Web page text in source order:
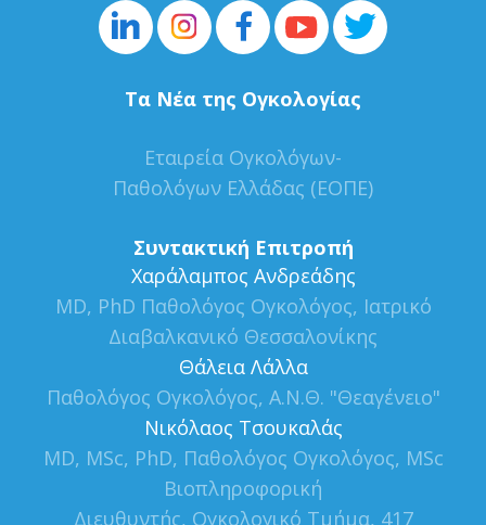
Τα Νέα της Ογκολογίας
Εταιρεία Ογκολόγων-
Παθολόγων Ελλάδας (ΕΟΠΕ)
Συντακτική Επιτροπή
Xαράλαμπος Ανδρεάδης
MD, PhD Παθολόγος Ογκολόγος, Ιατρικό
Διαβαλκανικό Θεσσαλονίκης
Θάλεια Λάλλα
Παθολόγος Ογκολόγος, Α.Ν.Θ. "Θεαγένειο"
Νικόλαος Τσουκαλάς
MD, MSc, PhD, Παθολόγος Ογκολόγος, MSc
Βιοπληροφορική
Διευθυντής, Ογκολογικό Τμήμα, 417